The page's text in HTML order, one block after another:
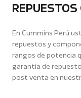
REPUESTOS
En Cummins Perú
repuestos y
rangos de potencia
garantía de
post venta en